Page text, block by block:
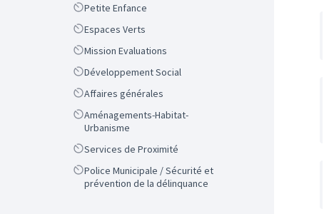
ScopePetite Enfance
ScopeEspaces Verts
ScopeMission Evaluations
ScopeDéveloppement Social
ScopeAffaires générales
Scope
Aménagements-Habitat-
Urbanisme
ScopeServices de Proximité
Scope
Police Municipale / Sécurité et
prévention de la délinquance